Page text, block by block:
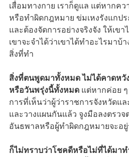
เสื่อมทางกาย เราก็ดูแล แต่หากค
หรือทำผิดกฎหมาย ข่มเหงรังแกป
และต้องจัดการอย่างจริงจัง ให้เข
เขาจะจำได้ว่าเขาได้ทำอะไรมาบ้
สิ่งที่ทำ
สิ่งที่ตนพูดมาทั้งหมด ไม่ได้คาดหวั
หรือวันพรุ่งนี้ทั้งหมด แต่หากค่อย ๆ
การที่เห็นว่าผู้ว่าราชการจังหวัดแ
และวางแผนกันแล้ว จูงมือลงตรว
อันธพาลหรือผู้ทำผิดกฎหมายจะอ
ก็ไม่ทราบว่าโชคดีหรือไม่ที่ได้มาท